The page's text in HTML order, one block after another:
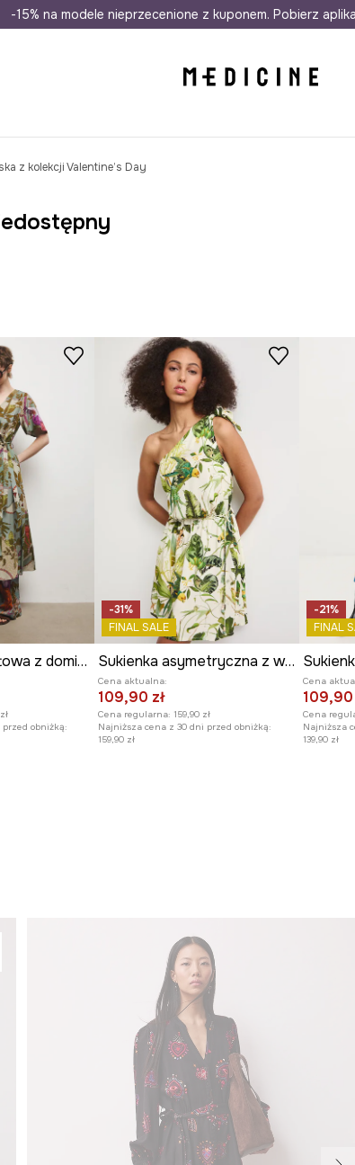
nawet w 24h Darmowa dostawa do
-15% na modele nieprzecenione z kuponem. Pobierz
z kolekcji Valentine’s Day
Sukienka kopertowa z domieszką lnu z kolekcji Ilona Tambor x Medicine
obniżką:
-31%
FINAL SALE
Sukienka asymetryczna z wiskozy
Cena aktualna:
109,90 zł
Cena regularna: 159,90 zł
Najniższa cena z 30 dni przed obniżką:
159,90 zł
-21%
FINAL
Cena
109,90
Cena
Najniższa
139,90 zł